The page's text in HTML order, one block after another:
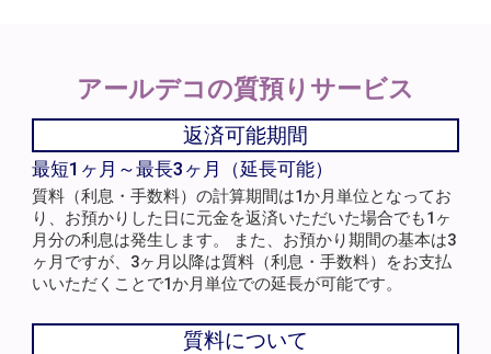
アールデコの質預りサービス
返済可能期間
最短1ヶ月～最長3ヶ月（延長可能）
質料（利息・手数料）の計算期間は1か月単位となってお
り、お預かりした日に元金を返済いただいた場合でも1ヶ
月分の利息は発生します。 また、お預かり期間の基本は3
ヶ月ですが、3ヶ月以降は質料（利息・手数料）をお支払
いいただくことで1か月単位での延長が可能です。
質料について